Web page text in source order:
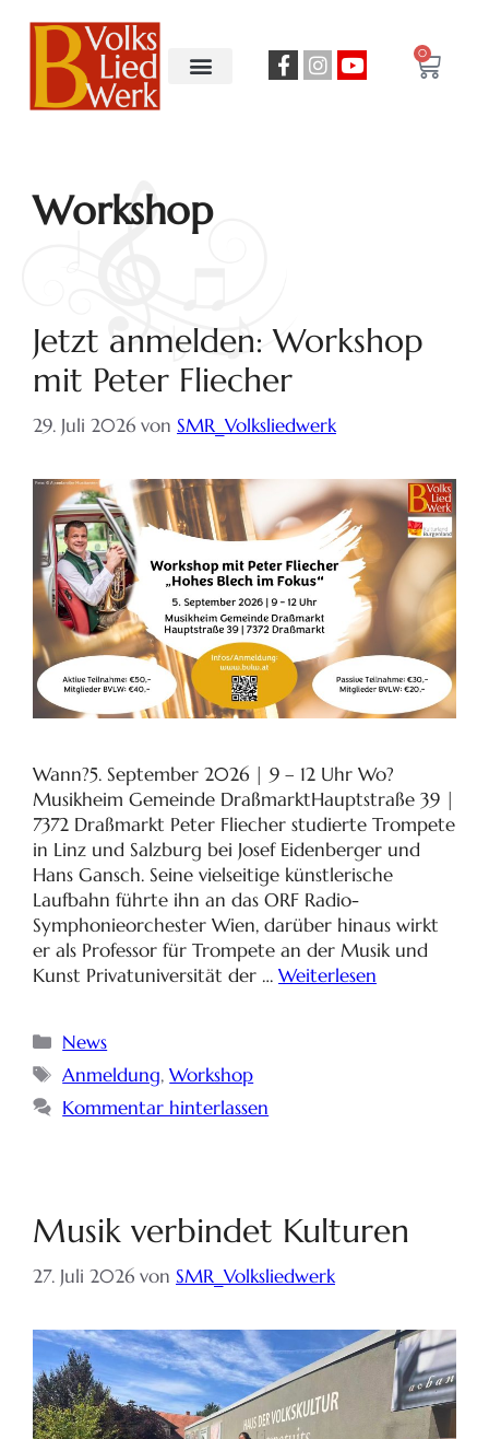
0
Workshop
Jetzt anmelden: Workshop
mit Peter Fliecher
29. Juli 2026 von SMR_Volksliedwerk
Wann?5. September 2026 | 9 – 12 Uhr Wo?
Musikheim Gemeinde DraßmarktHauptstraße 39 |
7372 Draßmarkt Peter Fliecher studierte Trompete
in Linz und Salzburg bei Josef Eidenberger und
Hans Gansch. Seine vielseitige künstlerische
Laufbahn führte ihn an das ORF Radio-
Symphonieorchester Wien, darüber hinaus wirkt
er als Professor für Trompete an der Musik und
Kunst Privatuniversität der … Weiterlesen
News
Anmeldung,Workshop
Kommentar hinterlassen
Musik verbindet Kulturen
27. Juli 2026 von SMR_Volksliedwerk